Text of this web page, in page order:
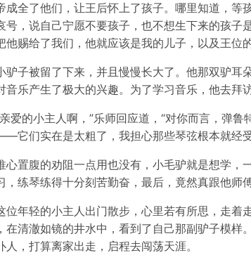
成全了他们，让王后怀上了孩子。哪里知道，
号，说自己宁愿不要孩子，也不想生下来的孩子
他赐给了我们，他就应该是我的儿子，以及王
驴子被留了下来，并且慢慢长大了。他那双驴
音乐产生了极大的兴趣。为了学习音乐，他去拜
爱的小主人啊，”乐师回应道，“对你而言，弹
它们实在是太粗了，我担心那些琴弦根本就经
心置腹的劝阻一点用也没有，小毛驴就是想学，
，练琴练得十分刻苦勤奋，最后，竟然真跟他师
位年轻的小主人出门散步，心里若有所思，走着
在清澈如镜的井水中，看到了自己那副驴子模样
人，打算离家出走，启程去闯荡天涯。